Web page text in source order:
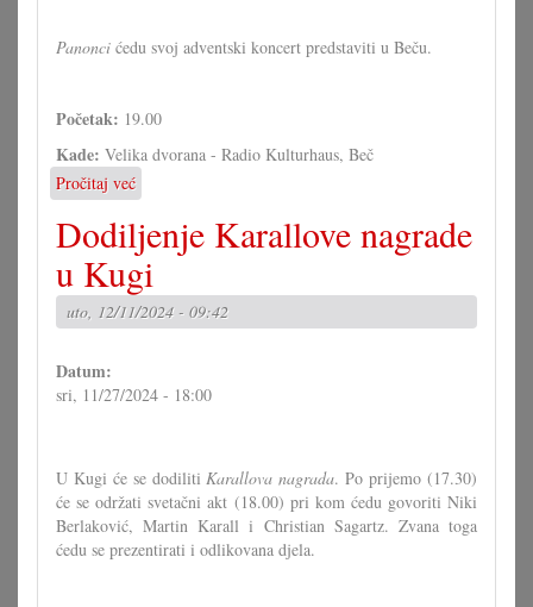
Panonci ćedu svoj adventski koncert predstaviti u Beču.
Početak: 19.00
Kade: Velika dvorana - Radio Kulturhaus, Beč
Pročitaj već
Adventski
koncert
Panoncev
u
Beču
Dodiljenje Karallove nagrade
u Kugi
uto, 12/11/2024 - 09:42
Datum:
sri, 11/27/2024 - 18:00
U Kugi će se dodilitiKarallova nagrada. Po prijemo (17.30)
će se održati svetačni akt (18.00) pri kom ćedu govoriti Niki
Berlaković, Martin Karall i Christian Sagartz. Zvana toga
ćedu se prezentirati i odlikovana djela.